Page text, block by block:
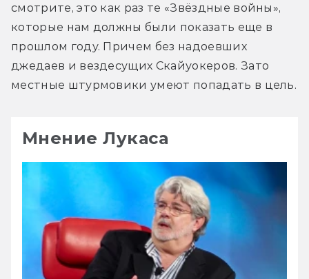
смотрите, это как раз те «Звёздные войны»,
которые нам должны были показать еще в
прошлом году. Причем без надоевших
джедаев и вездесущих Скайуокеров. Зато
местные штурмовики умеют попадать в цель.
Мнение Лукаса